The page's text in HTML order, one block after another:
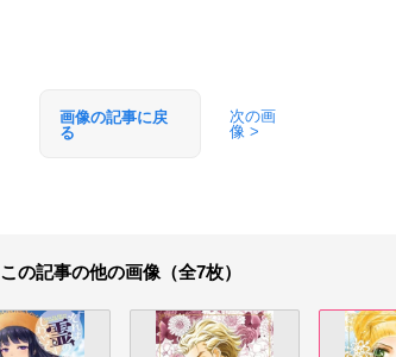
画像の記事に戻
る
次の画
像 >
この記事の他の画像（全7枚）